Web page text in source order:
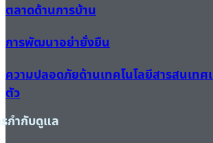
ตลาดด้านการบ้าน
การพัฒนาอย่ายั่งยืน
ความปลอดภัยด้านเทคโนโลยีสารสนเทศ
ตัว
กำกับดูแล